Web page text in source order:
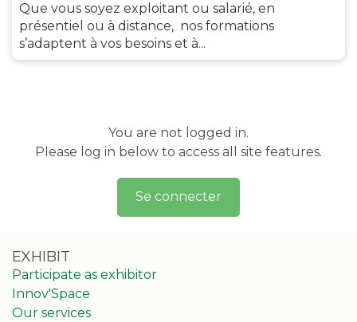
Que vous soyez exploitant ou salarié, en
présentiel ou à distance, nos formations
s’adaptent à vos besoins et à...
You are not logged in.
Please log in below to access all site features.
Se connecter
EXHIBIT
Participate as exhibitor
Innov'Space
Our services